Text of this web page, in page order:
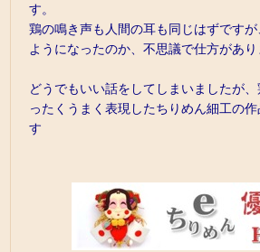
す。
鶏の鳴き声も人間の耳も同じはずです
ようになったのか、不思議で仕方があり
どうでもいい話をしてしまいましたが
ったくうまく表現したちりめん細工の
す